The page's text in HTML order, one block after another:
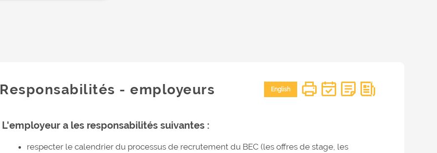
English
Responsabilités - employeurs
L'employeur a les responsabilités suivantes :
respecter le calendrier du processus de recrutement du BEC (les offres de stage, les